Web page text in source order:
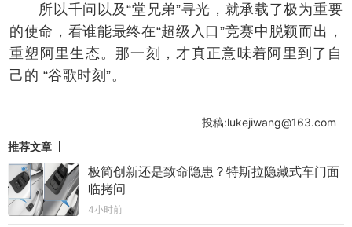
所以千问以及“堂兄弟”寻光，就承载了极为重要
的使命，看谁能最终在“超级入口”竞赛中脱颖而出，
重塑阿里生态。那一刻，才真正意味着阿里到了自
己的 “谷歌时刻”。
投稿:lukejiwang@163.com
推荐文章
极简创新还是致命隐患？特斯拉隐藏式车门面
临拷问
4小时前